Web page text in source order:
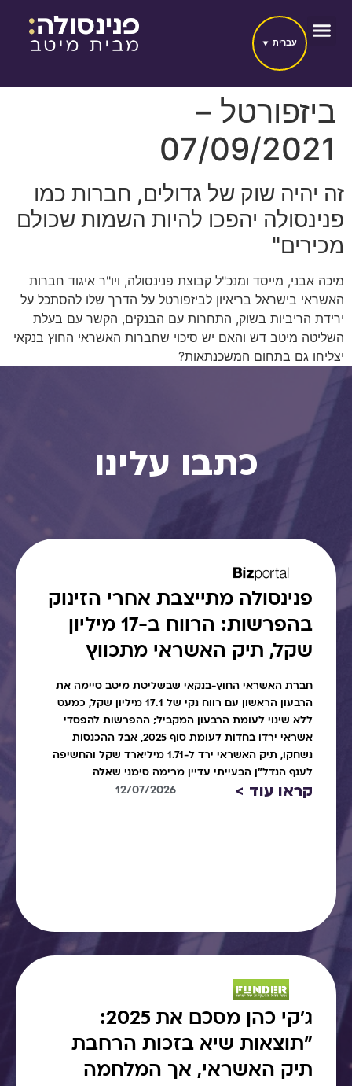
עברית
ביזפורטל –
07/09/2021
זה יהיה שוק של גדולים, חברות כמו
פנינסולה יהפכו להיות השמות שכולם
מכירים"
מיכה אבני, מייסד ומנכ"ל קבוצת פנינסולה, ויו"ר איגוד חברות
האשראי בישראל בריאיון לביזפורטל על הדרך שלו להסתכל על
ירידת הריביות בשוק, התחרות עם הבנקים, הקשר עם בעלת
השליטה מיטב דש והאם יש סיכוי שחברות האשראי החוץ בנקאי
יצליחו גם בתחום המשכנתאות?
כתבו עלינו
פנינסולה מתייצבת אחרי הזינוק
בהפרשות: הרווח ב-17 מיליון
שקל, תיק האשראי מתכווץ
חברת האשראי החוץ-בנקאי שבשליטת מיטב סיימה את
הרבעון הראשון עם רווח נקי של 17.1 מיליון שקל, כמעט
ללא שינוי לעומת הרבעון המקביל; ההפרשות להפסדי
אשראי ירדו בחדות לעומת סוף 2025, אבל ההכנסות
נשחקו, תיק האשראי ירד ל-1.71 מיליארד שקל והחשיפה
לענף הנדל"ן הבעייתי עדיין מרימה סימני שאלה
קראו עוד > 12/07/2026
ג׳קי כהן מסכם את 2025:
"תוצאות שיא בזכות הרחבת
תיק האשראי, אך המלחמה